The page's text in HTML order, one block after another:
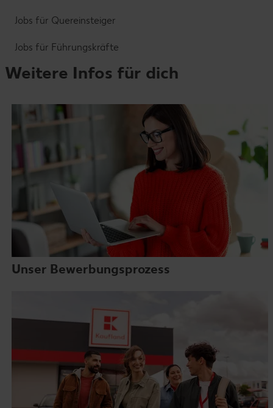
Jobs für Quereinsteiger
Jobs für Führungskräfte
Weitere Infos für dich
Unser Bewerbungsprozess